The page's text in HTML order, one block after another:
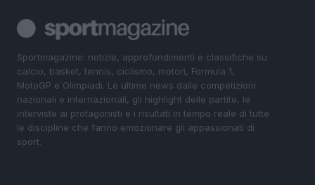
Sportmagazine: notizie, approfondimenti e classifiche su
calcio, basket, tennis, ciclismo, motori, Formula 1,
MotoGP e Olimpiadi. Le ultime news dalle competizioni
nazionali e internazionali, gli highlight delle partite, le
interviste ai protagonisti e i risultati in tempo reale di tutte
le discipline che fanno emozionare gli appassionati di
sport.